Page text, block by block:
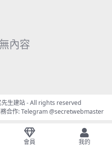
內容
生建站- All rights reserved
合作: Telegram@secretwebmaster
會員 我的